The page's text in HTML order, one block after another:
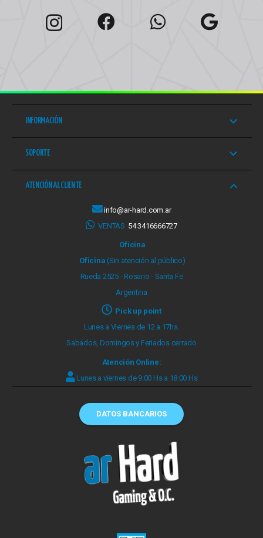
INFORMACIÓN
SOPORTE
ATENCIÓN AL CLIENTE
info@ar-hard.com.ar
VENTAS 54 3416666727
Oficina
Oficina (Sin atención al público)
Rueda 2525 - Rosario - Santa Fe
Argentina
Pick up point
Lunes a Viernes de 12 a 17hs.
Sabados, Domingos y Feriados cerrado
Atención Online:
Lunes a viernes de 9:00 Hs a 18:00 Hs
DATOS BANCARIOS